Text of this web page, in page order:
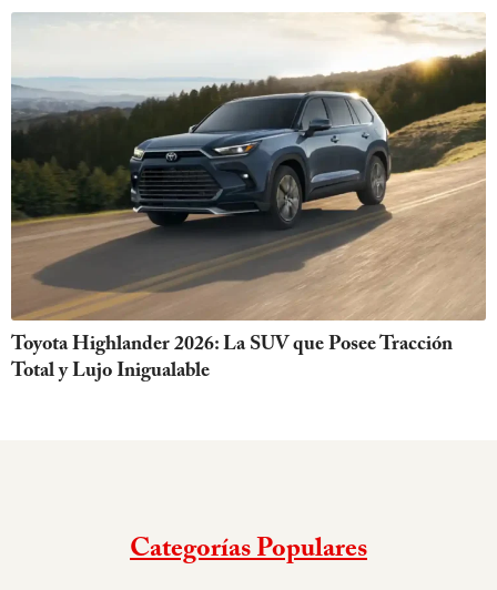
Toyota Highlander 2026: La SUV que Posee Tracción
Total y Lujo Inigualable
Categorías Populares